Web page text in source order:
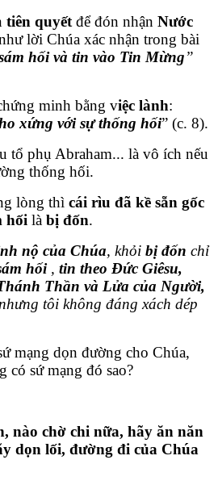
tiên quyết để đón nhận Nước
lời Chúa xác nhận trong bài
hối và tin vào Tin Mừng”
minh bằng việc lành:
xứng với sự thống hối” (c. 8).
tổ phụ Abraham... là vô ích nếu
thống hối.
lòng thì cái rìu đã kề sẵn gốc
hối là bị đốn.
nộ của Chúa, khỏi bị đốn chỉ
hối, tin theo Đức Giêsu,
Thần và Lửa của Người,
tôi không đáng xách dép
mạng dọn đường cho Chúa,
có sứ mạng đó sao?
nào chờ chi nữa, hãy ăn năn
dọn lối, đường đi của Chúa